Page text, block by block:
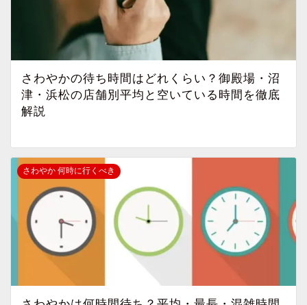
さわやかの待ち時間はどれくらい？御殿場・沼
津・浜松の店舗別平均と空いている時間を徹底
解説
さわやか 何時に行くべき